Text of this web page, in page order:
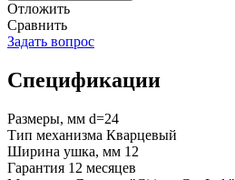
Отложить
Сравнить
Задать вопрос
Спецификации
Размеры, мм d=24
Тип механизма Кварцевый
Ширина ушка, мм 12
Гарантия 12 месяцев